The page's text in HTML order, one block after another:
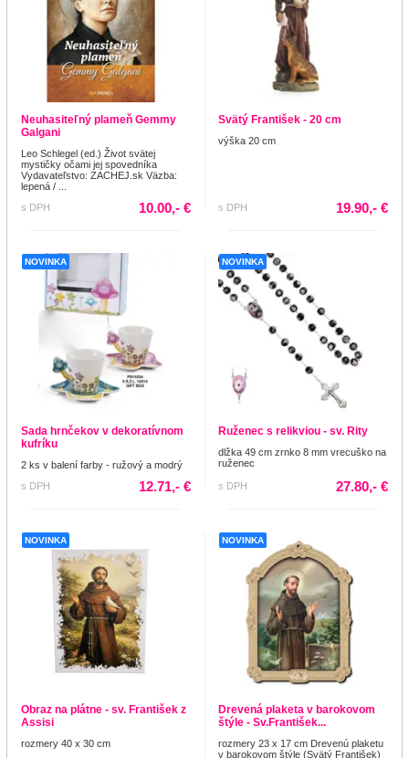
Neuhasiteľný plameň Gemmy
Galgani
Leo Schlegel (ed.) Život svätej
mystičky očami jej spovedníka
Vydavateľstvo: ZACHEJ.sk Väzba:
lepená / ...
s DPH
10.00,- €
Svätý František - 20 cm
výška 20 cm
s DPH 19.90,- €
NOVINKA
Sada hrnčekov v dekoratívnom
kufríku
2 ks v balení farby - ružový a modrý
s DPH
12.71,- €
NOVINKA
Ruženec s relikviou - sv. Rity
dlžka 49 cm zrnko 8 mm vrecuško na
ruženec
s DPH 27.80,- €
NOVINKA
Obraz na plátne - sv. František z
Assisi
rozmery 40 x 30 cm
NOVINKA
Drevená plaketa v barokovom
štýle - Sv.František...
rozmery 23 x 17 cm Drevenú plaketu
v barokovom štýle (Svätý František)